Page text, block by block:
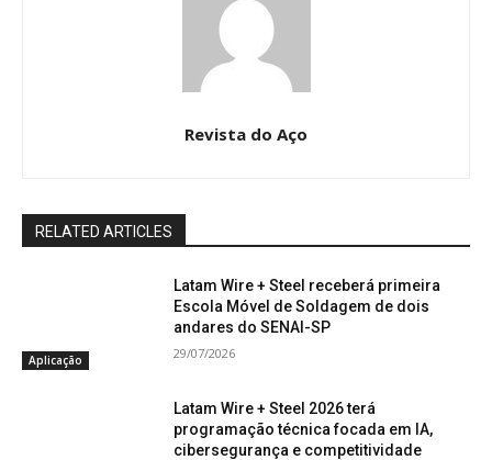
Revista do Aço
RELATED ARTICLES
Aplicação
Latam Wire + Steel receberá primeira
Escola Móvel de Soldagem de dois
andares do SENAI-SP
29/07/2026
Latam Wire + Steel 2026 terá
programação técnica focada em IA,
cibersegurança e competitividade